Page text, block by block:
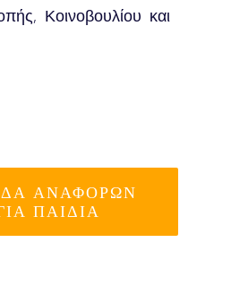
Κοινοβουλίου και
ΑΝΑΦΟΡΏΝ
ΠΑΙΔΙΆ